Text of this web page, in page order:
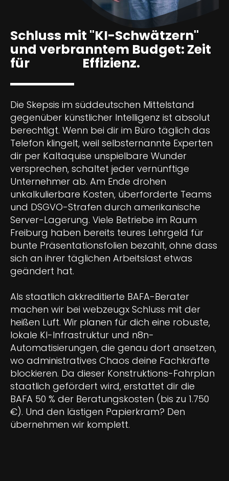
Schluss mit "KI-Schwätzern"
und verbranntem Budget: Zeit
für Effizienz.
Die Skepsis im süddeutschen Mittelstand
gegenüber künstlicher Intelligenz ist absolut
berechtigt. Wenn bei dir im Büro täglich das
Telefon klingelt, weil selbsternannte Experten
dir per Kaltaquise unspielbare Wunder
versprechen, schaltet jeder vernünftige
Unternehmer ab. Am Ende drohen
unkalkulierbare Kosten, überforderte Teams
und DSGVO-Strafen durch amerikanische
Server-Lagerung. Viele Betriebe im Raum
Freiburg haben bereits teures Lehrgeld für
bunte Präsentationsfolien bezahlt, ohne dass
sich an ihrer täglichen Arbeitslast etwas
geändert hat.
Als staatlich akkreditierte BAFA-Berater
machen wir bei webzeugx Schluss mit der
heißen Luft. Wir planen für dich eine robuste,
lokale KI-Infrastruktur und n8n-
Automatisierungen, die genau dort ansetzen,
wo administratives Chaos deine Fachkräfte
blockieren. Da dieser Konstruktions-Fahrplan
staatlich gefördert wird, erstattet dir die
BAFA 50 % der Beratungskosten (bis zu 1.750
€). Und den lästigen Papierkram? Den
übernehmen wir komplett.